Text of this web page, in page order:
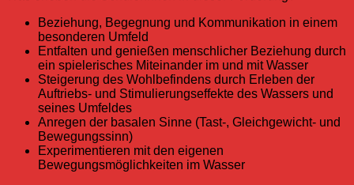
Beziehung, Begegnung und Kommunikation in einem
besonderen Umfeld
Entfalten und genießen menschlicher Beziehung durch
ein spielerisches Miteinander im und mit Wasser
Steigerung des Wohlbefindens durch Erleben der
Auftriebs- und Stimulierungseffekte des Wassers und
seines Umfeldes
Anregen der basalen Sinne (Tast-, Gleichgewicht- und
Bewegungssinn)
Experimentieren mit den eigenen
Bewegungsmöglichkeiten im Wasser